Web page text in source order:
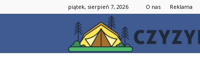
piątek, sierpień 7, 2026 O nas Reklama